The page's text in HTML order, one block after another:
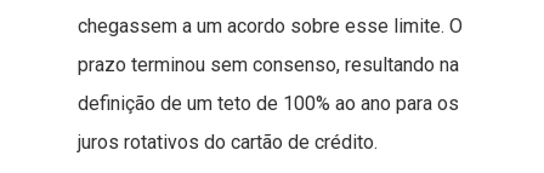
chegassem a um acordo sobre esse limite. O
prazo terminou sem consenso, resultando na
definição de um teto de 100% ao ano para os
juros rotativos do cartão de crédito.